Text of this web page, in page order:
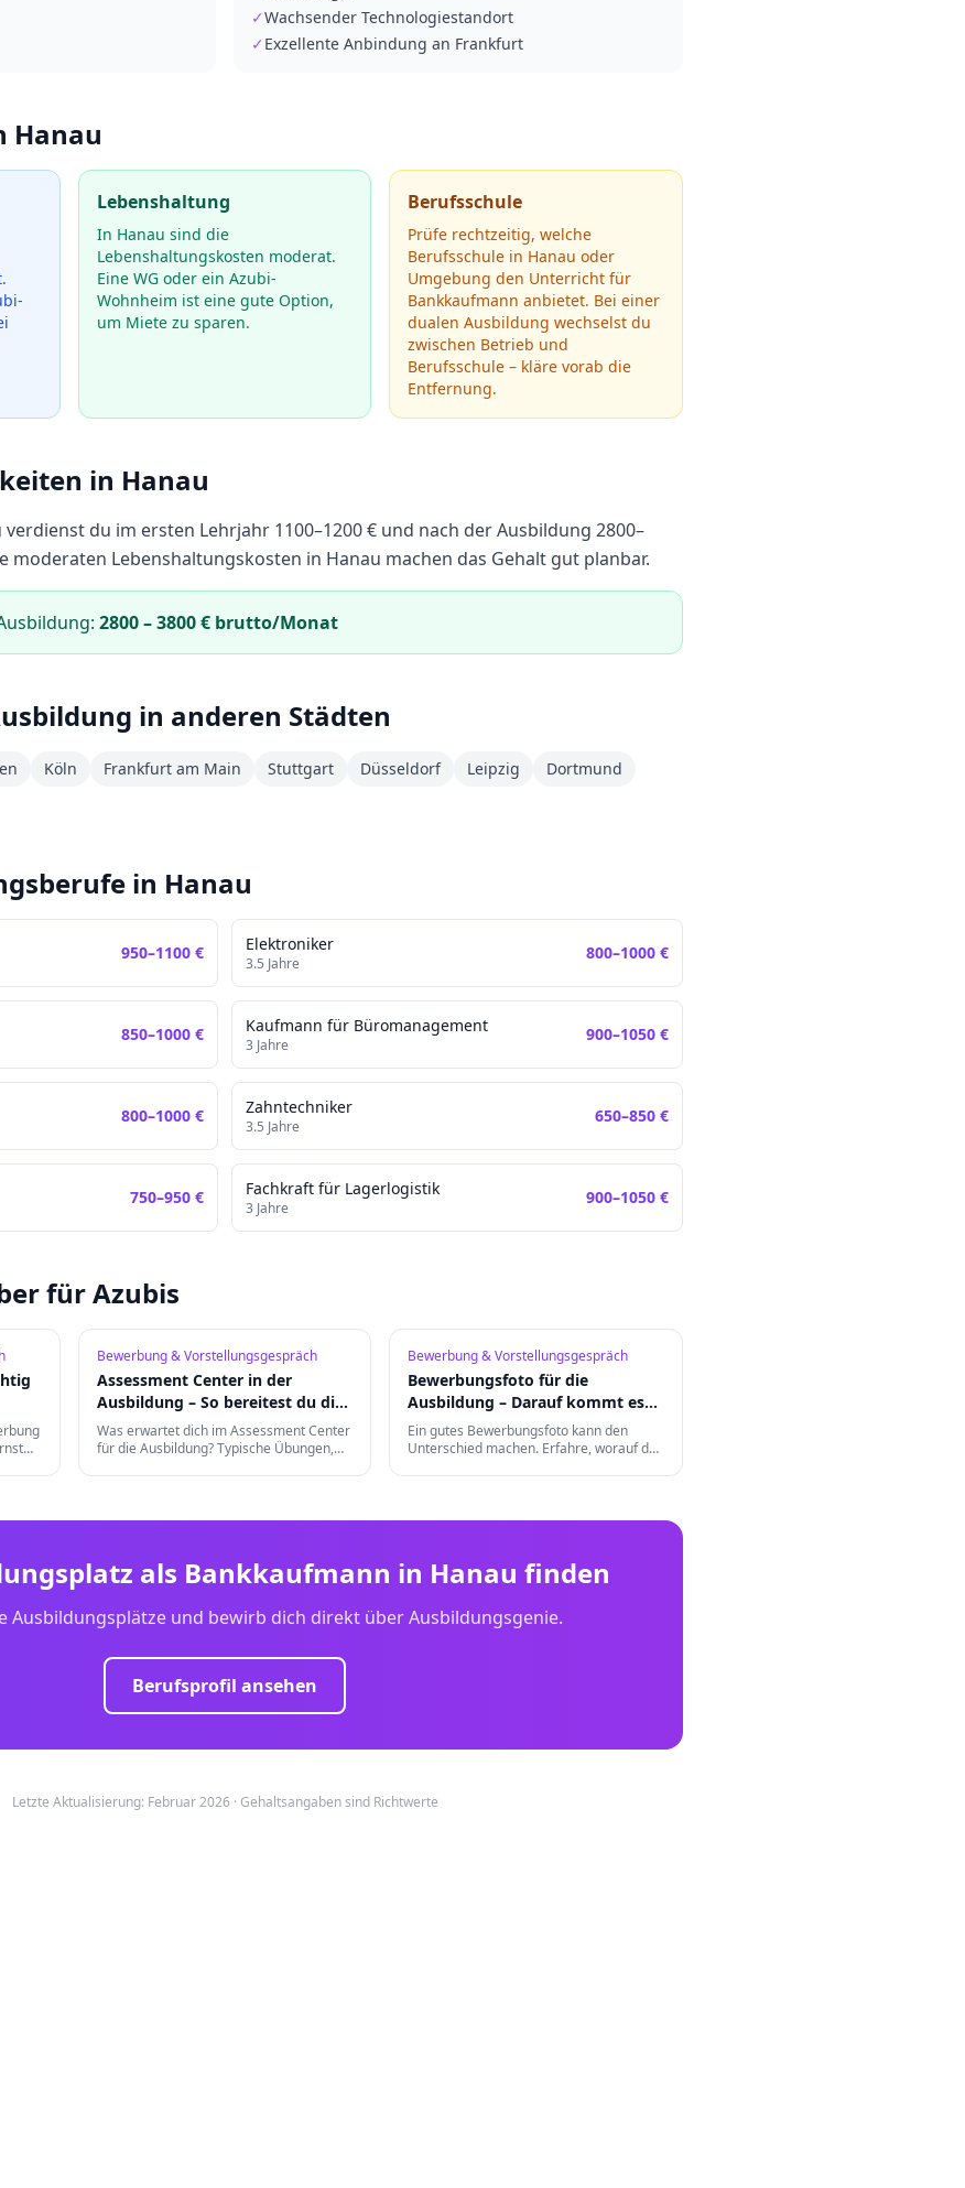
✓Wachsender Technologiestandort
✓ Exzellente Anbindung an Frankfurt
Hanau
Lebenshaltung
In Hanau sind die
Lebenshaltungskosten moderat.
Eine WG oder ein Azubi-
Wohnheim ist eine gute Option,
um Miete zu sparen.
Berufsschule
Prüfe rechtzeitig, welche
Berufsschule in Hanau oder
Umgebung den Unterricht für
Bankkaufmann anbietet. Bei einer
dualen Ausbildung wechselst du
zwischen Betrieb und
Berufsschule – kläre vorab die
Entfernung.
in Hanau
verdienst du im ersten Lehrjahr 1100–1200€ und nach der Ausbildung 2800–
moderaten Lebenshaltungskosten in Hanau machen das Gehalt gut planbar.
2800–3800€ brutto/Monat
in anderen Städten
Köln Frankfurt am Main Stuttgart Düsseldorf Leipzig
Dortmund
in Hanau
950–1100 € Elektroniker
3.5 Jahre
800–1000 €
850–1000 € Kaufmann für Büromanagement
3 Jahre
900–1050 €
800–1000 € Zahntechniker
3.5 Jahre
650–850 €
750–950 € Fachkraft für Lagerlogistik
3 Jahre
900–1050 €
für Azubis
Bewerbung & Vorstellungsgespräch
Assessment Center in der
Ausbildung – So bereitest du dich
vor
Was erwartet dich im Assessment Center
für die Ausbildung? Typische Übungen,
Bewerbung & Vorstellungsgespräch
Bewerbungsfoto für die
Ausbildung – Darauf kommt es
an
Ein gutes Bewerbungsfoto kann den
Unterschied machen. Erfahre, worauf du
als Bankkaufmann in Hanau finden
Ausbildungsplätze und bewirb dich direkt über Ausbildungsgenie.
Berufsprofil ansehen
Letzte Aktualisierung: Februar 2026 · Gehaltsangaben sind Richtwerte